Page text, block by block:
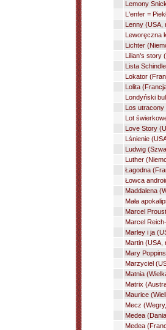
Lemony
L'enfer =
Lenny (USA,
Leworęczna
Lichter
Lilian's story
Lista
Lokator
Lolita
Londyński
Los utracony
Lot
Love Story
Lśnienie
Ludwig
Luther
Łagodna
Łowca
Maddalena
Mała
Marcel
Marcel
Marley i ja
Martin (USA,
Mary
Marzyciel
Matnia
Matrix
Maurice
Mecz
Medea
Medea